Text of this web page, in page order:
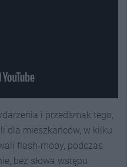
i przedsmak tego,
dla mieszkańców, w kilku
flash-moby, podczas
bez słowa wstępu